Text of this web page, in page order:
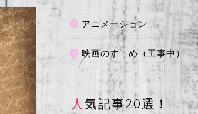
アニメーション
映画のすゝめ（工事中）
人気記事20選！